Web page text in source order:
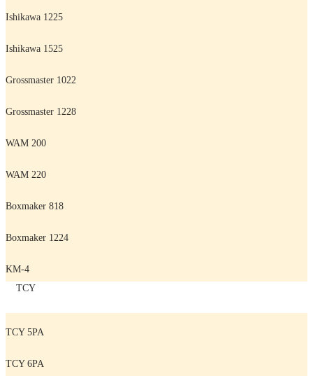
Ishikawa 1225
Ishikawa 1525
Grossmaster 1022
Grossmaster 1228
WAM 200
WAM 220
Boxmaker 818
Boxmaker 1224
KM-4
TCY
TCY 5PA
TCY 6PA